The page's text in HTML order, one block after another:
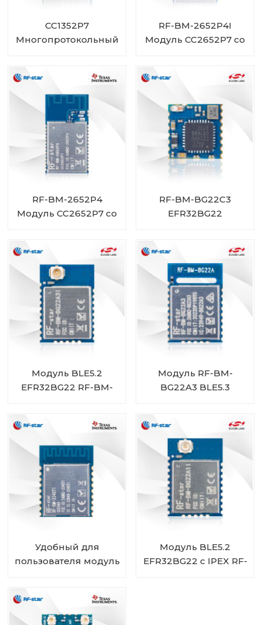
CC1352P7
Многопротокольный
менее 1 ГГц и 2,4 ГГц
RF-TI1352P2
RF-BM-2652P4I
Модуль CC2652P7 со
RF-BM-2652P4
Модуль CC2652P7 со
мощности
RF-BM-BG22C3
EFR32BG22
Модуль BLE5.2
EFR32BG22 RF-BM-
Модуль RF-BM-
BG22A3 BLE5.3
Удобный для
пользователя модуль
энергопотреблением
ZigBee 3.0 RF-BM-
Модуль BLE5.2
EFR32BG22 с IPEX RF-